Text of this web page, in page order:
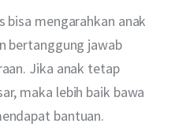
bisa mengarahkan anak
bertanggung jawab
Jika anak tetap
maka lebih baik bawa
bantuan.